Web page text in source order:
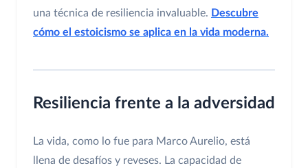
una técnica de resiliencia invaluable. Descubre
cómo el estoicismo se aplica en la vida moderna.
Resiliencia frente a la adversidad
La vida, como lo fue para Marco Aurelio, está
llena de desafíos y reveses. La capacidad de